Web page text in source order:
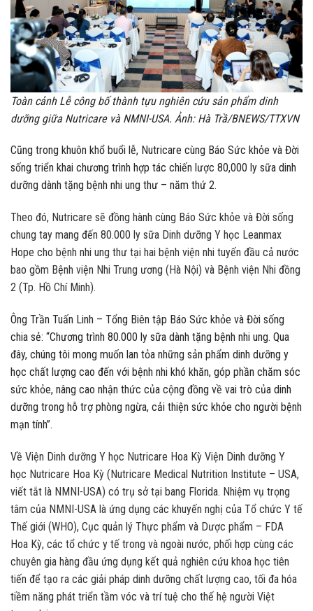
Toàn cảnh Lễ công bố thành tựu nghiên cứu sản phẩm dinh
dưỡng giữa Nutricare và NMNI-USA. Ảnh: Hà Trầ/BNEWS/TTXVN
Cũng trong khuôn khổ buổi lễ, Nutricare cùng Báo Sức khỏe và Đời
sống triển khai chương trình hợp tác chiến lược 80,000 ly sữa dinh
dưỡng dành tặng bệnh nhi ung thư – năm thứ 2.
Theo đó, Nutricare sẽ đồng hành cùng Báo Sức khỏe và Đời sống
chung tay mang đến 80.000 ly sữa Dinh dưỡng Y học Leanmax
Hope cho bệnh nhi ung thư tại hai bệnh viện nhi tuyến đầu cả nước
bao gồm Bệnh viện Nhi Trung ương (Hà Nội) và Bệnh viện Nhi đồng
2 (Tp. Hồ Chí Minh).
Ông Trần Tuấn Linh – Tổng Biên tập Báo Sức khỏe và Đời sống
chia sẻ: “Chương trình 80.000 ly sữa dành tặng bệnh nhi ung. Qua
đây, chúng tôi mong muốn lan tỏa những sản phẩm dinh dưỡng y
học chất lượng cao đến với bệnh nhi khó khăn, góp phần chăm sóc
sức khỏe, nâng cao nhận thức của cộng đồng về vai trò của dinh
dưỡng trong hỗ trợ phòng ngừa, cải thiện sức khỏe cho người bệnh
mạn tính”.
Về Viện Dinh dưỡng Y học Nutricare Hoa Kỳ Viện Dinh dưỡng Y
học Nutricare Hoa Kỳ (Nutricare Medical Nutrition Institute – USA,
viết tắt là NMNI-USA) có trụ sở tại bang Florida. Nhiệm vụ trọng
tâm của NMNI-USA là ứng dụng các khuyến nghị của Tổ chức Y tế
Thế giới (WHO), Cục quản lý Thực phẩm và Dược phẩm – FDA
Hoa Kỳ, các tổ chức y tế trong và ngoài nước, phối hợp cùng các
chuyên gia hàng đầu ứng dụng kết quả nghiên cứu khoa học tiên
tiến để tạo ra các giải pháp dinh dưỡng chất lượng cao, tối đa hóa
tiềm năng phát triển tầm vóc và trí tuệ cho thế hệ người Việt